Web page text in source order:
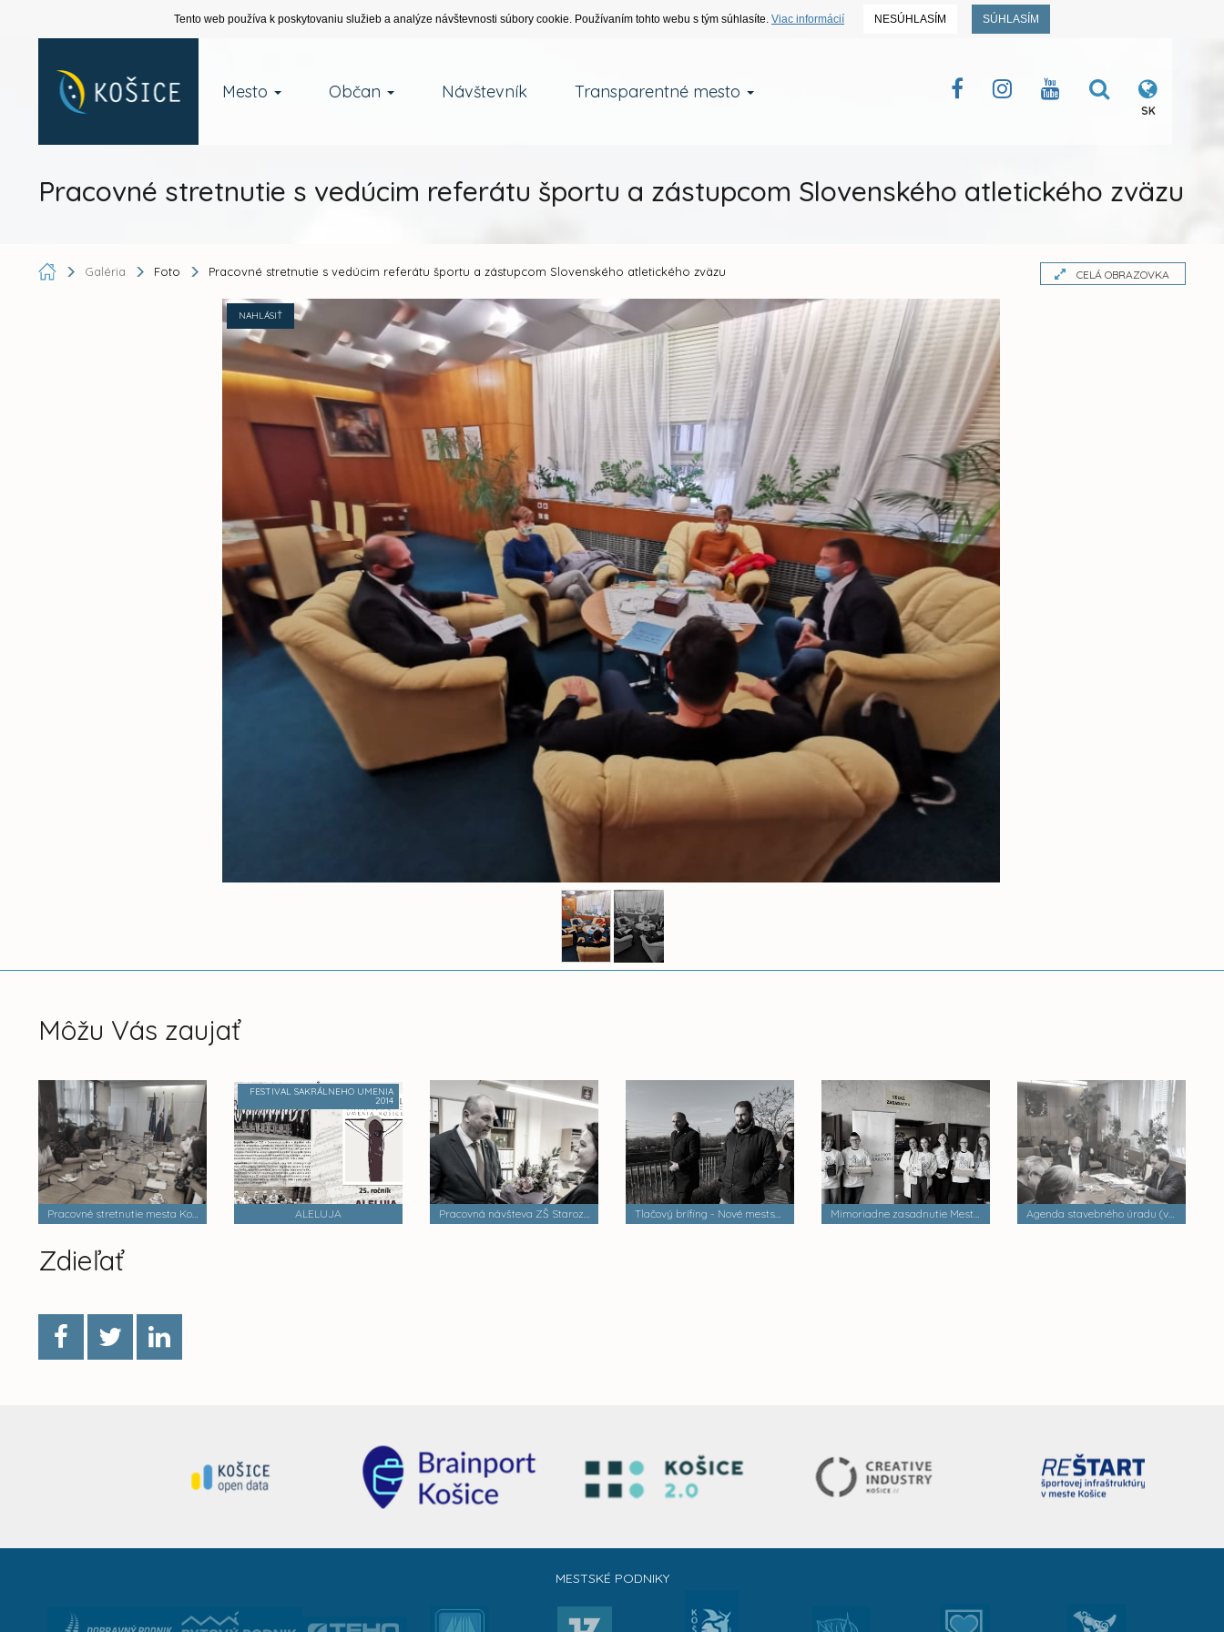
Tento web používa k poskytovaniu služieb a analýze návštevnosti súbory cookie. Používaním tohto webu s tým súhlasíte. Viac informácií NESÚHLASÍM SÚHLASÍM
Mesto Občan Návštevník Transparentné mesto
SK
Pracovné stretnutie s vedúcim referátu športu a zástupcom Slovenského atletického zväzu
Galéria Foto Pracovné stretnutie s vedúcim referátu športu a zástupcom Slovenského atletického zväzu CELÁ OBRAZOVKA
NAHLÁSIŤ
Môžu Vás zaujať
Pracovné stretnutie mesta Košice so Slovenskou organizáciou Unicef
FESTIVAL SAKRÁLNEHO UMENIA
2014
ALELUJA Pracovná návšteva ZŠ Starozagorská Tlačový brífing - Nové mestské centrum Hornád Mimoriadne zasadnutie Mestského zastupiteľstva Agenda stavebného úradu (výkon štátnej správy)
Zdieľať
MESTSKÉ PODNIKY